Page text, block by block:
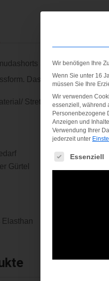
aus 4-Wege-
Das Kleidungsstück
Stretchgewebe
Gürtel
Elasthan
Wir benötigen Ihre
Wenn Sie unter 16
müssen Sie Ihre
Wir verwenden
essenziell, während
Personenbezogene
Anzeigen und
Verwendung Ihrer
jederzeit unter
Es folgt eine
Essenziell